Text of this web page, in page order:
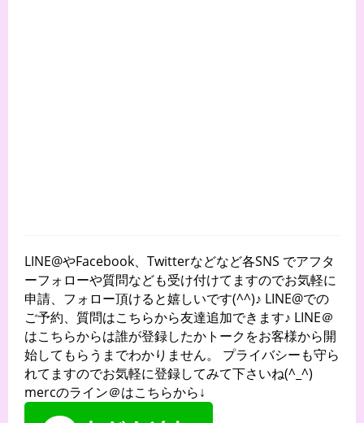
LINE@やFacebook、Twitterなどなど各SNS でアフタ
ーフォローや質問なども受け付けてますのでお気軽に
申請、フォロー頂けると嬉しいです(^^)♪ LINE@での
ご予約、質問はこちらから友達追加できます♪ LINE＠
はこちらからは誰が登録したかトークをお客様から開
始してもらうまでわかりません。 プライバシーも守ら
れてますのでお気軽に登録してみて下さいね(^_^)
mercのライン＠はこちらから↓